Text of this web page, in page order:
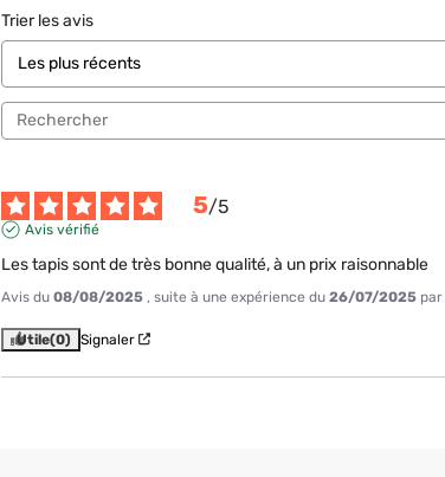
Trier les avis
5/5
Avis vérifié
Les tapis sont de très bonne qualité, à un prix raisonnable
Avis du 08/08/2025 , suite à une expérience du 26/07/2025 par
Utile(0) Signaler